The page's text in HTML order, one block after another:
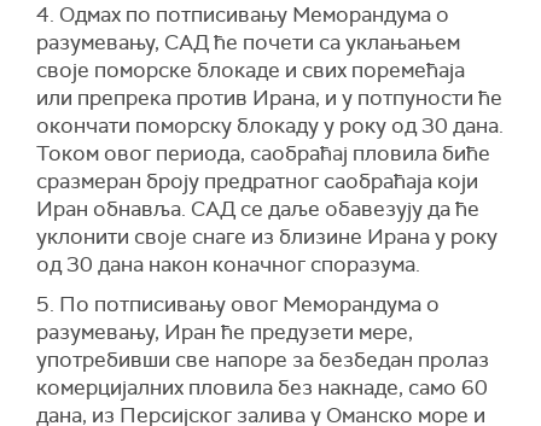
4. Одмах по потписивању Меморандума о
разумевању, САД ће почети са уклањањем
своје поморске блокаде и свих поремећаја
или препрека против Ирана, и у потпуности ће
окончати поморску блокаду у року од 30 дана.
Током овог периода, саобраћај пловила биће
сразмеран броју предратног саобраћаја који
Иран обнавља. САД се даље обавезују да ће
уклонити своје снаге из близине Ирана у року
од 30 дана након коначног споразума.
5. По потписивању овог Меморандума о
разумевању, Иран ће предузети мере,
употребивши све напоре за безбедан пролаз
комерцијалних пловила без накнаде, само 60
дана, из Персијског залива у Оманско море и